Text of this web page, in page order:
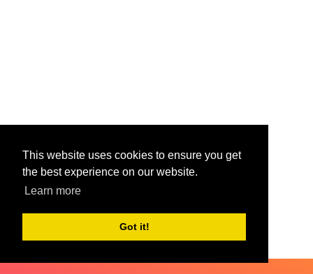
This website uses cookies to ensure you get
the best experience on our website.
Learn more
Got it!